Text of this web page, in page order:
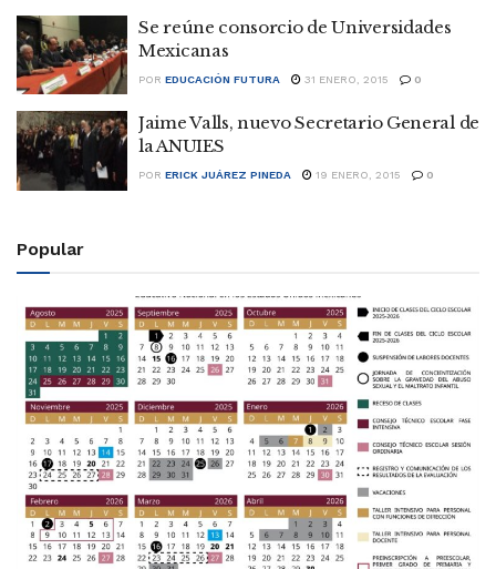
Se reúne consorcio de Universidades
Mexicanas
POR EDUCACIÓN FUTURA 31 ENERO, 2015 0
Jaime Valls, nuevo Secretario General de
la ANUIES
POR ERICK JUÁREZ PINEDA 19 ENERO, 2015 0
Popular